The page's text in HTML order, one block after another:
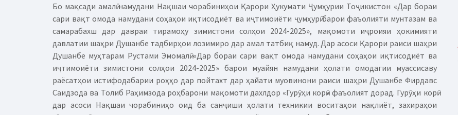
Бо мақсади амалӣ намудани Нақшаи чорабиниҳои Қарори Ҳукумати Ҷумҳурии Тоҷикистон «Дар бораи
сари вақт омода намудани соҳаҳои иқтисодиёт ва иҷтимоиёти ҷумҳурӣ барои фаъолияти мунтазам ва
самарабахш дар давраи тирамоҳу зимистони солҳои 2024-2025», мақомоти иҷроияи ҳокимияти
давлатии шаҳри Душанбе тадбирҳои лозимиро дар амал татбиқ намуд. Дар асоси Қарори раиси шаҳри
Душанбе муҳтарам Рустами Эмомалӣ «Дар бораи сари вақт омода намудани соҳаҳои иқтисодиёт ва
иҷтимоиёти зимистони солҳои 2024-2025» барои муайян намудани ҳолати омодагии муассисаву
раёсатҳои истифодабарии роҳҳо дар пойтахт дар ҳайати муовинони раиси шаҳри Душанбе Фирдавс
Саидзода ва Толиб Раҳимзода роҳбарони мақомоти дахлдор «Гурӯҳи корӣ» фаъолият дорад. Гурӯҳи корӣ
дар асоси Нақшаи чорабиниҳо оид ба санҷиши ҳолати техникии воситаҳои нақлиёт, захираҳои